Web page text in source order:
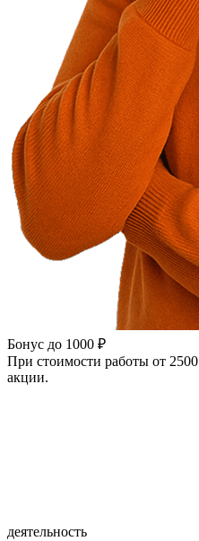
Бонус до 1000 ₽
При стоимости работы от
акции.
деятельность